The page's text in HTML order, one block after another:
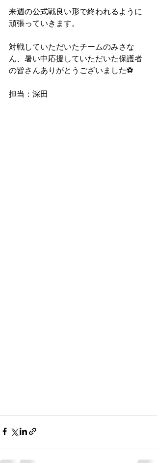
来週の公式戦良い形で終われるように
頑張っていきます。
対戦していただいたチームのみさな
ん、暑い中応援していただいた保護者
の皆さんありがとうございました⚽️
担当：深田